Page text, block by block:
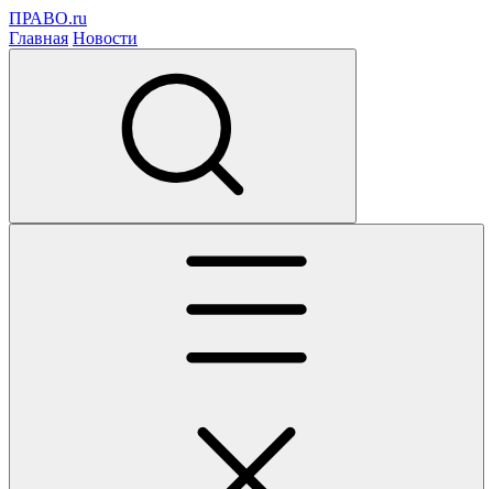
ПРАВО.ru
Главная Новости